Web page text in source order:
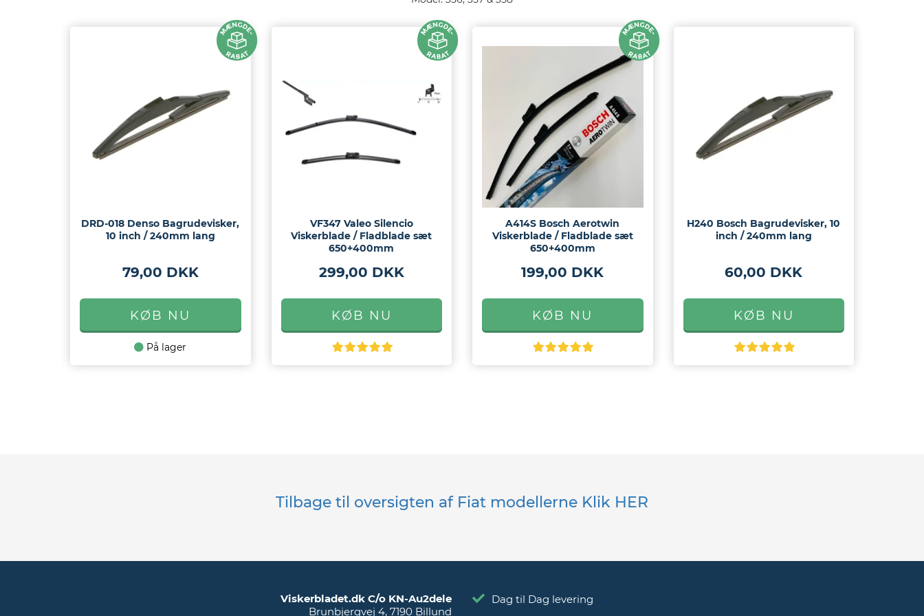
DRD-018 Denso Bagrudevisker,
10 inch / 240mm lang
79,00 DKK
På lager
VF347 Valeo Silencio
Viskerblade / Fladblade sæt
650+400mm
299,00 DKK
A414S Bosch Aerotwin
Viskerblade / Fladblade sæt
650+400mm
199,00 DKK
H240 Bosch Bagrudevisker, 10
inch / 240mm lang
60,00 DKK
Tilbage til oversigten af Fiat modellerne Klik HER
Viskerbladet.dk C/o KN-Au2dele
Brunbjergvej 4, 7190 Billund
Dag til Dag levering